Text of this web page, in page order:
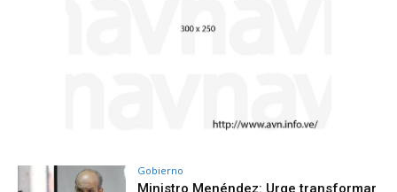
Gobierno
Ministro Menéndez: Urge transformar